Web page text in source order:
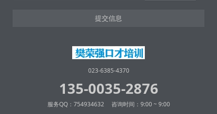
提交信息
023-6385-4370
135-0035-2876
服务QQ：754934632 咨询时间：9:00 ~ 9:00